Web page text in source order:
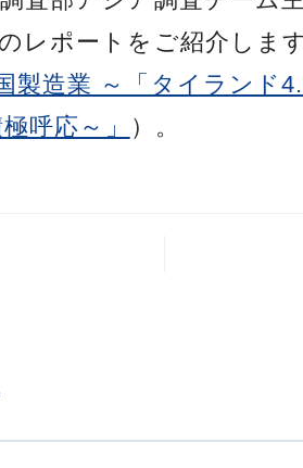
レポートをご紹介しま
製造業 ～「タイランド
呼応～」
）。